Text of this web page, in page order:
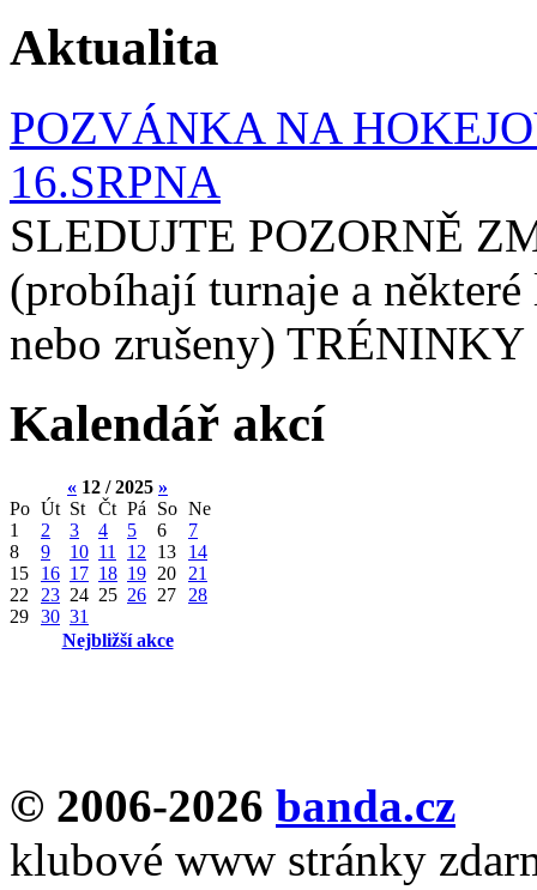
Aktualita
POZVÁNKA NA
16.SRPNA
SLEDUJTE POZORNĚ
(probíhají turnaje a
nebo zrušeny)
Kalendář akcí
« 12 / 2025 »
Po Út St Čt Pá So Ne
1
2 3 4 5 6
7
8
9 10 11 12 13
14
15
16 17 18 19 20
21
22
23 24 25 26 27
28
29 30 31
Nejbližší akce
© 2006-2026 banda.cz
klubové www stránky